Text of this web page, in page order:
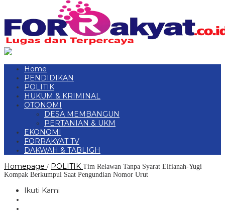
Home
PENDIDIKAN
POLITIK
HUKUM & KRIMINAL
OTONOMI
DESA MEMBANGUN
PERTANIAN & UKM
EKONOMI
FORRAKYAT TV
DAKWAH & TABLIGH
Homepage / POLITIK Tim Relawan Tanpa Syarat Elfianah-Yugi
Kompak Berkumpul Saat Pengundian Nomor Urut
Ikuti Kami